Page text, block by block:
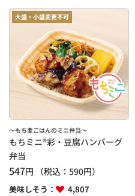
大盛・小盛変更不可
～もち麦ごはんのミニ弁当～
もちミニ®彩・豆腐ハンバーグ
弁当
547円 （税込： 590円）
美味しそう： 4,807